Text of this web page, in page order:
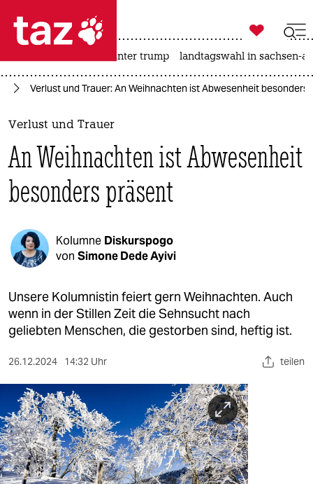
 taz zahl ich
taz zahl ich
themen
politik
öko
kultur
berlin
verlag
verlag
veranstaltungen

taz zahl ich
usa unter trump landtagswahl in sachsen-
Verlust und Trauer: An Weihnachten ist Abwesenheit besonders
Verlust und Trauer
An Weihnachten ist Abwesenheit
besonders präsent
Kolumne Diskurspogo
von Simone Dede Ayivi
Unsere Kolumnistin feiert gern Weihnachten. Auch
wenn in der Stillen Zeit die Sehnsucht nach
geliebten Menschen, die gestorben sind, heftig ist.
26.12.2024 14:32 Uhr teilen